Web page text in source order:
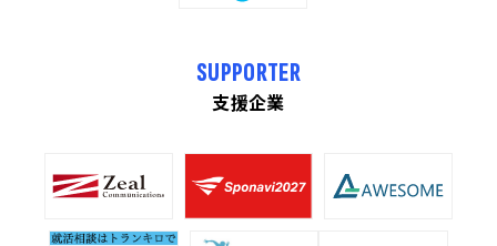
SUPPORTER
支援企業